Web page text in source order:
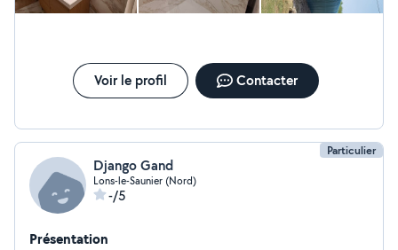
Voir le profil Contacter
Particulier
Django Gand
Lons-le-Saunier (Nord)
-/5
Présentation